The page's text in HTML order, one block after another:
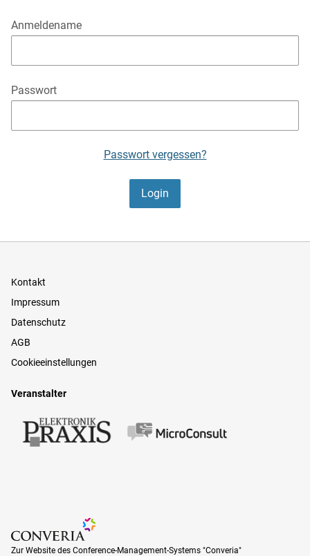
Anmeldename
Passwort
Passwort vergessen?
Kontakt
Impressum
Datenschutz
AGB
Cookieeinstellungen
Veranstalter
Zur Website des Conference-Management-Systems "Converia"
Zur Website des Conference-Management-Systems "Converia"